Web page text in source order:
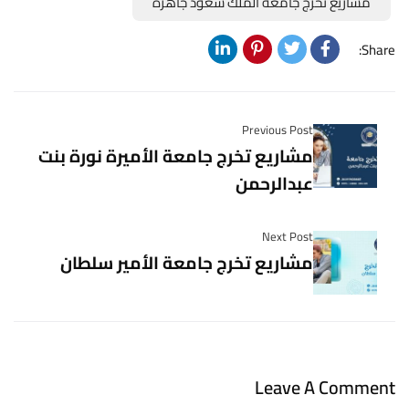
Share:
Previous Post
مشاريع تخرج جامعة الأميرة نورة بنت
عبدالرحمن
Next Post
مشاريع تخرج جامعة الأمير سلطان
Leave A Comment